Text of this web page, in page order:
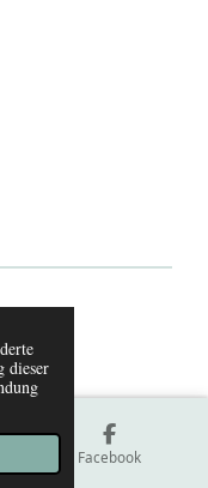
dieser
Facebook